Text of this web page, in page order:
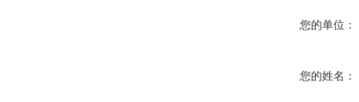
您的单位：
您的姓名：